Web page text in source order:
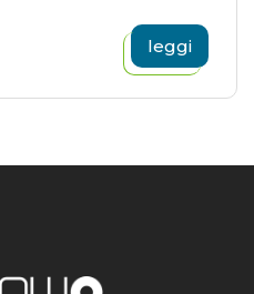
leggi